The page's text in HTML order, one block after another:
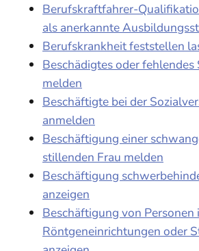
Berufskraftfahrer-
als anerkannte
Berufskrankheit feststellen
Beschädigtes oder
melden
Beschäftigte bei der
anmelden
Beschäftigung einer
stillenden Frau melden
Beschäftigung
anzeigen
Beschäftigung von
Röntgeneinrichtungen oder